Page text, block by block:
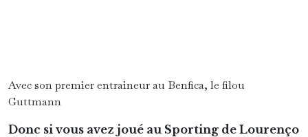
Avec son premier entraineur au Benfica, le filou
Guttmann
Donc si vous avez joué au Sporting de Lourenço